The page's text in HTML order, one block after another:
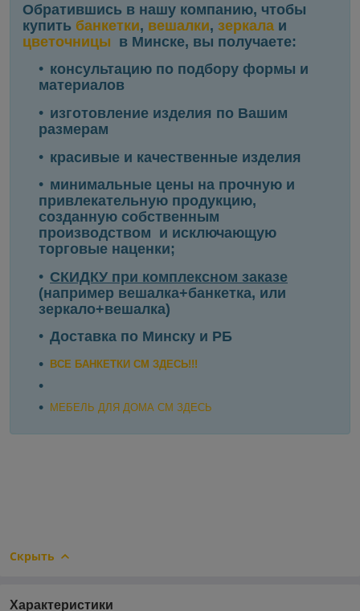
Обратившись в нашу компанию, чтобы
купить банкетки, вешалки, зеркала и
цветочницы в Минске, вы получаете:
консультацию по подбору формы и
материалов
изготовление изделия по Вашим
размерам
красивые и качественные изделия
минимальные цены на прочную и
привлекательную продукцию,
созданную собственным
производством и исключающую
торговые наценки;
СКИДКУ при комплексном заказе
(например вешалка+банкетка, или
зеркало+вешалка)
Доставка по Минску и РБ
ВСЕ БАНКЕТКИ СМ ЗДЕСЬ!!!
МЕБЕЛЬ ДЛЯ ДОМА СМ ЗДЕСЬ
Скрыть
Характеристики